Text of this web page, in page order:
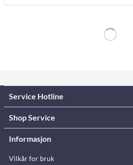
Service Hotline
Shop Service
Informasjon
Vilkår for bruk